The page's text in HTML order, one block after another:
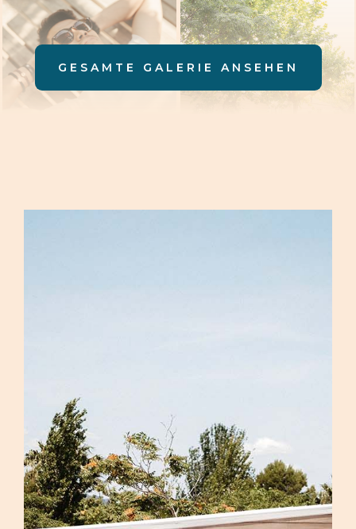
GESAMTE GALERIE ANSEHEN